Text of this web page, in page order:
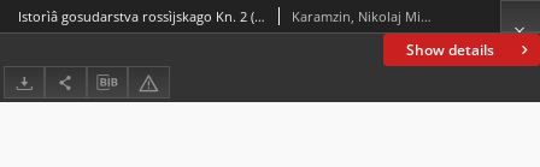
Show details
Istorìâ gosudarstva rossìjskago Kn. 2 (t. 5-8) Karamzin, Nikolaj Mihajlovič (1766-1826)